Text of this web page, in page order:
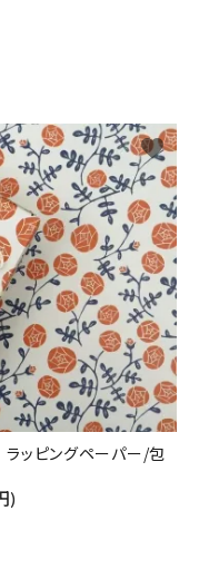
ッピングペーパー/包
)
favorite